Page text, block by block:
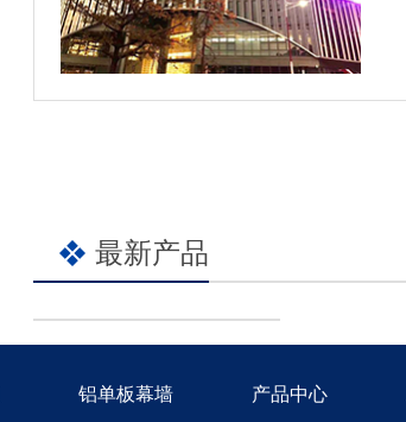
最新产品
铝单板幕墙 产品中心